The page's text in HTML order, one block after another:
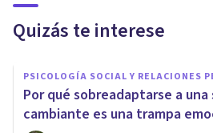
Quizás te interese
PSICOLOGÍA SOCIAL Y RELACIONES
Por qué sobreadaptarse a
cambiante es una trampa